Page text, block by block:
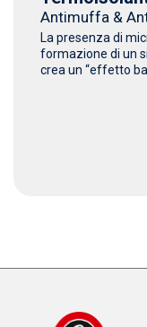
Antimuffa &
La presenza di
formazione di un
crea un “effetto